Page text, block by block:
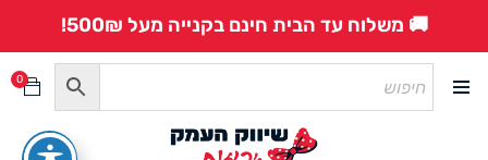
🚚 משלוח עד הבית חינם בקנייה מעל 500₪!
0